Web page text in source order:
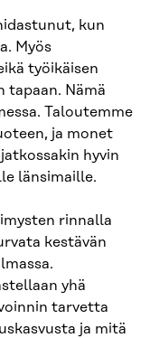
kun
Myös
työikäisen
tapaan. Nämä
Taloutemme
ja monet
hyvin
länsimaille.
rinnalla
kestävän
yhä
tarvetta
ja mitä